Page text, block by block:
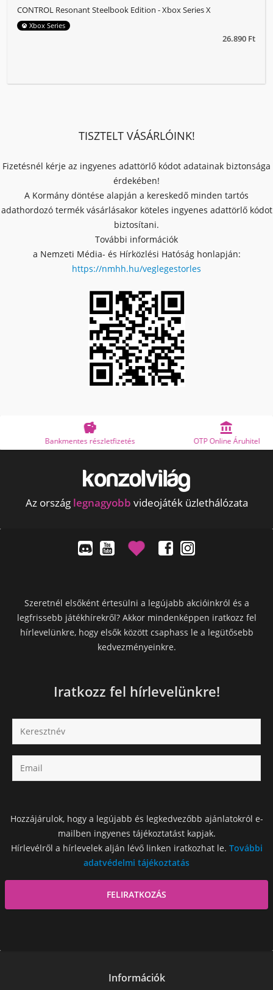
26.890 Ft
CONTROL Resonant Steelbook Edition - Xbox Series X
Xbox Series
TISZTELT VÁSÁRLÓINK!
Fizetésnél kérje az ingyenes adattörlő kódot adatainak biztonsága
érdekében!
A Kormány döntése alapján a kereskedő minden tartós
adathordozó termék vásárlásakor köteles ingyenes adattörlő kódot
biztosítani.
További információk
a Nemzeti Média- és Hírközlési Hatóság honlapján:
https://nmhh.hu/veglegestorles
Bankmentes részletfizetés OTP Online Áruhitel
Az ország legnagyobb videojáték üzlethálózata
Szeretnél elsőként értesülni a legújabb akcióinkról és a
legfrissebb játékhírekről? Akkor mindenképpen iratkozz fel
hírlevelünkre, hogy elsők között csaphass le a legütősebb
kedvezményeinkre.
Iratkozz fel hírlevelünkre!
Hozzájárulok, hogy a legújabb és legkedvezőbb ajánlatokról e-
mailben ingyenes tájékoztatást kapjak.
Hírlevélről a hírlevelek alján lévő linken iratkozhat le. További
adatvédelmi tájékoztatás
Információk